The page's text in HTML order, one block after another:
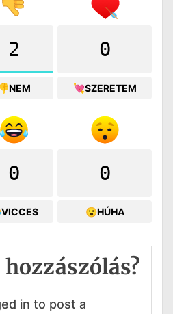
2 0
💘SZERETEM
0 0
😮HÚHA
hozzászólás?
in to post a